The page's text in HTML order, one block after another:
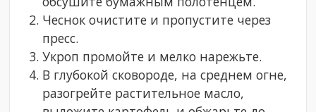
Чеснок очистите и пропустите через
пресс.
Укроп промойте и мелко нарежьте.
В глубокой сковороде, на среднем огне,
разогрейте растительное масло,